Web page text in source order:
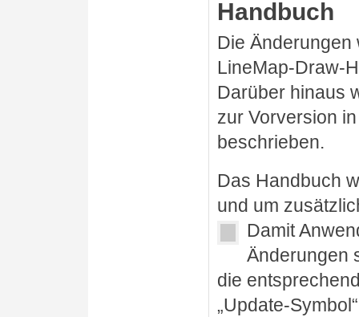
Handbuch
Die
LineMap-Draw-
Darüber hinaus
zur Vorversion
beschrieben.
Das Handbuch
und um
Damit
Änderungen
die
„Update-